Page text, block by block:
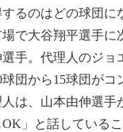
るのはどの球団に
で大谷翔平選手に
手。代理人のジョ
団から15球団がコ
は、山本由伸選手
」と話している